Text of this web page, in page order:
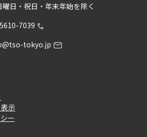
日・祝日・年末年始を除く
7039
tokyo.jp
示
ー